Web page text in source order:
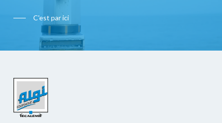
C'est par ici